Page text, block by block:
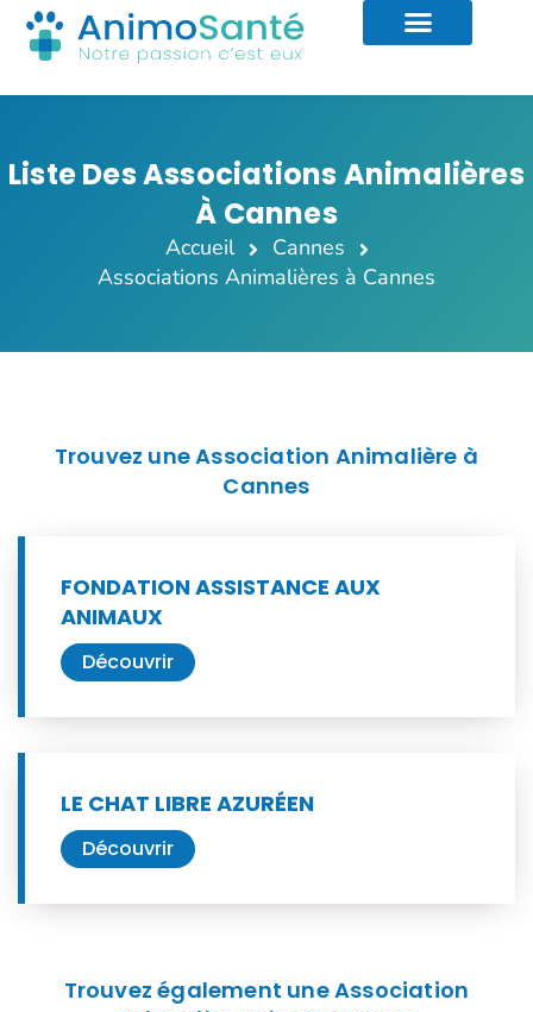
Liste Des Associations Animalières
À Cannes
Accueil
Cannes
Associations Animalières à Cannes
Trouvez une Association Animalière à
Cannes
FONDATION ASSISTANCE AUX
ANIMAUX
Découvrir
LE CHAT LIBRE AZURÉEN
Découvrir
Trouvez également une Association